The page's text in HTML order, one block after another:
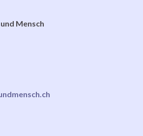
Mensch